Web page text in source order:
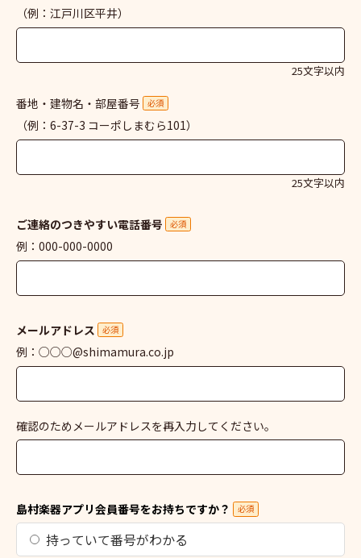
（例：江戸川区平井）
25文字以内
番地・建物名・部屋番号 必須
（例：6-37-3 コーポしまむら101）
25文字以内
ご連絡のつきやすい電話番号 必須
例：000-000-0000
メールアドレス 必須
例：○○○@shimamura.co.jp
確認のためメールアドレスを再入力してください。
島村楽器アプリ会員番号をお持ちですか？ 必須
持っていて番号がわかる